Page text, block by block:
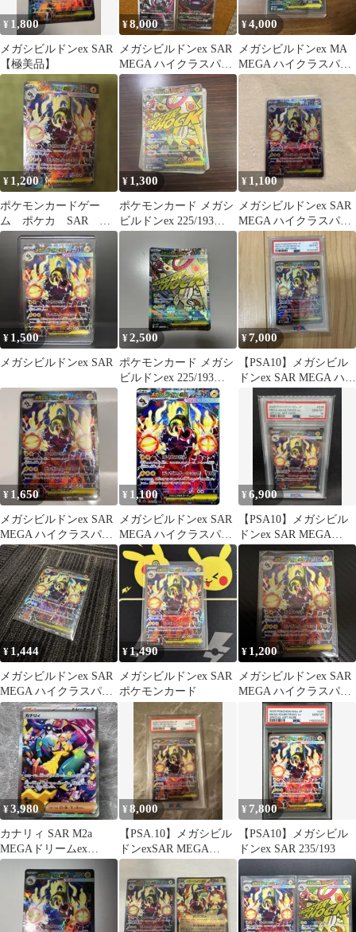
¥ 1,800
メガシビルドンex SAR
【極美品】
¥8,000
メガシビルドンex SAR
MEGA ハイクラスパッ
ク MEGAドリームex …
¥4,000
メガシビルドンex MA
MEGA ハイクラスパッ
ク MEGAドリームex
¥ 1,200
ポケモンカードゲー
ム ポケカ SAR メ
ガシビルドンex
¥ 1,300
ポケモンカード メガシ
ビルドンex 225/193
SAR
¥ 1,100
メガシビルドンex SAR
MEGA ハイクラスパッ
ク MEGAドリームex …
¥ 1,500
メガシビルドンex SAR
¥2,500
ポケモンカード メガシ
ビルドンex 225/193
SAR
¥7,000
【PSA10】メガシビル
ドンex SAR MEGA ハイ
クラスパック
¥ 1,650
メガシビルドンex SAR
MEGA ハイクラスパッ
ク MEGAドリームex …
¥ 1,100
メガシビルドンex SAR
MEGA ハイクラスパッ
ク MEGAドリームex キ
¥6,900
【PSA10】メガシビル
ドンex SAR MEGA
235/193 #614
¥ 1,444
メガシビルドンex SAR
MEGA ハイクラスパッ
ク MEGAドリームex …
¥ 1,490
メガシビルドンex SAR
ポケモンカード
¥ 1,200
メガシビルドンex SAR
MEGA ハイクラスパッ
ク MEGAドリームex …
¥3,980
カナリィ SAR M2a
MEGAドリームex
248/193 ポケカ
¥8,000
【PSA.10】メガシビル
ドンexSAR MEGA
235/193 メガドリーム
¥ 7,800
【PSA10】メガシビル
ドンex SAR 235/193